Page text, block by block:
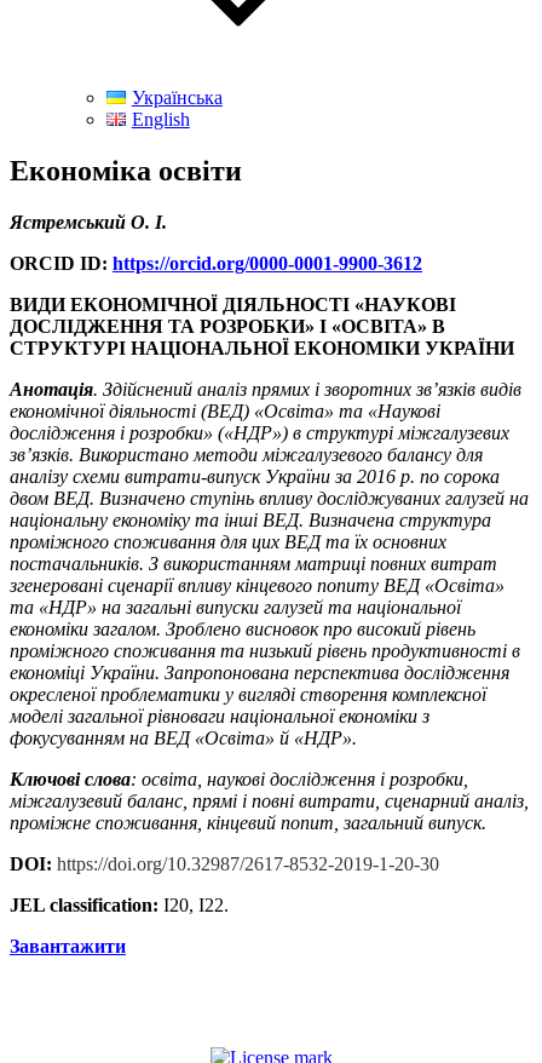
Українська
English
Економіка освіти
Ястремський О. І.
ORCID ID: https://orcid.org/0000-0001-9900-3612
ВИДИ ЕКОНОМІЧНОЇ ДІЯЛЬНОСТІ «НАУКОВІ
ДОСЛІДЖЕННЯ ТА РОЗРОБКИ» І «ОСВІТА» В
СТРУКТУРІ НАЦІОНАЛЬНОЇ ЕКОНОМІКИ УКРАЇНИ
Анотація. Здійснений аналіз прямих і зворотних зв’язків видів
економічної діяльності (ВЕД) «Освіта» та «Наукові
дослідження і розробки» («НДР») в структурі міжгалузевих
зв’язків. Використано методи міжгалузевого балансу для
аналізу схеми витрати-випуск України за 2016 р. по сорока
двом ВЕД. Визначено ступінь впливу досліджуваних галузей на
національну економіку та інші ВЕД. Визначена структура
проміжного споживання для цих ВЕД та їх основних
постачальників. З використанням матриці повних витрат
згенеровані сценарії впливу кінцевого попиту ВЕД «Освіта»
та «НДР» на загальні випуски галузей та національної
економіки загалом. Зроблено висновок про високий рівень
проміжного споживання та низький рівень продуктивності в
економіці України. Запропонована перспектива дослідження
окресленої проблематики у вигляді створення комплексної
моделі загальної рівноваги національної економіки з
фокусуванням на ВЕД «Освіта» й «НДР».
Ключові слова: освіта, наукові дослідження і розробки,
міжгалузевий баланс, прямі і повні витрати, сценарний аналіз,
проміжне споживання, кінцевий попит, загальний випуск.
DOI: https://doi.org/10.32987/2617-8532-2019-1-20-30
JEL classification: I20, I22.
Завантажити